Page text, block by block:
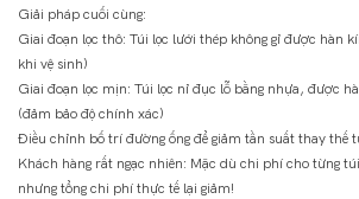
Giải pháp cuối cùng:
Giai đoạn lọc thô: Túi lọc lưới thép không gỉ được hàn
khi vệ sinh)
Giai đoạn lọc mịn: Túi lọc nỉ đục lỗ bằng nhựa, được
(đảm bảo độ chính xác)
Điều chỉnh bố trí đường ống để giảm tần suất thay thế
Khách hàng rất ngạc nhiên: Mặc dù chi phí cho từng
nhưng tổng chi phí thực tế lại giảm!